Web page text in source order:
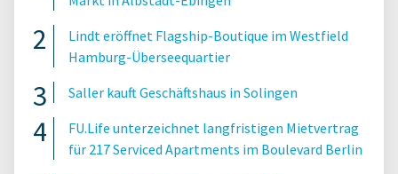
Lindt eröffnet Flagship-Boutique im Westfield
Hamburg-Überseequartier
Saller kauft Geschäftshaus in Solingen
FU.Life unterzeichnet langfristigen Mietvertrag
für 217 Serviced Apartments im Boulevard Berlin